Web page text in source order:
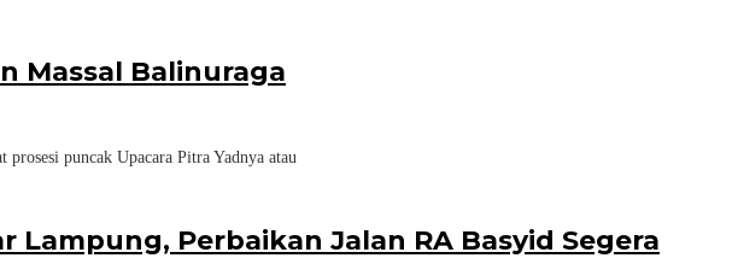
Massal Balinuraga
puncak Upacara Pitra Yadnya atau
Perbaikan Jalan RA Basyid Segera